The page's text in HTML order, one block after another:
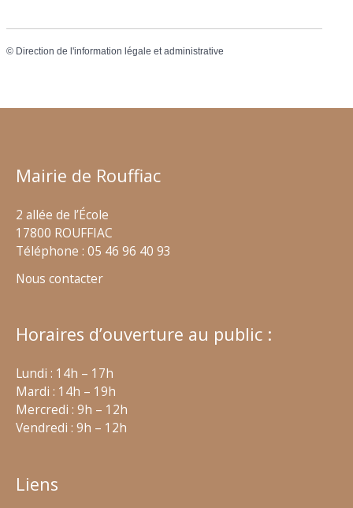
© Direction de l'information légale et administrative
Mairie de Rouffiac
2 allée de l’École
17800 ROUFFIAC
Téléphone : 05 46 96 40 93
Nous contacter
Horaires d’ouverture au public :
Lundi : 14h – 17h
Mardi : 14h – 19h
Mercredi : 9h – 12h
Vendredi : 9h – 12h
Liens